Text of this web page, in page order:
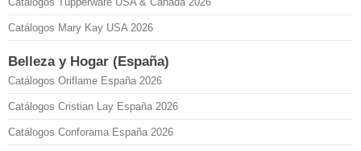
Catálogos Mary Kay USA 2026
Belleza y Hogar (España)
Catálogos Oriflame España 2026
Catálogos Cristian Lay España 2026
Catálogos Conforama España 2026